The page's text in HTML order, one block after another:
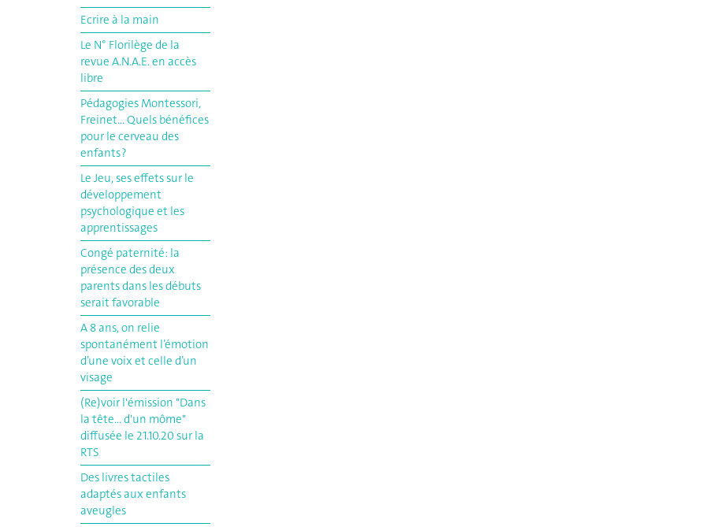
Ecrire à la main
Le N° Florilège de la
revue A.N.A.E. en accès
libre
Pédagogies Montessori,
Freinet... Quels bénéfices
pour le cerveau des
enfants ?
Le Jeu, ses effets sur le
développement
psychologique et les
apprentissages
Congé paternité: la
présence des deux
parents dans les débuts
serait favorable
A 8 ans, on relie
spontanément l’émotion
d’une voix et celle d’un
visage
(Re)voir l'émission "Dans
la tête... d'un môme"
diffusée le 21.10.20 sur la
RTS
Des livres tactiles
adaptés aux enfants
aveugles